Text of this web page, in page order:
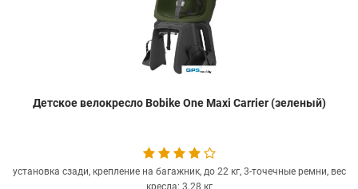
Детское велокресло Bobike One Maxi Carrier (зеленый)
установка сзади, крепление на багажник, до 22 кг, 3-точечные ремни, вес
кресла: 3.28 кг